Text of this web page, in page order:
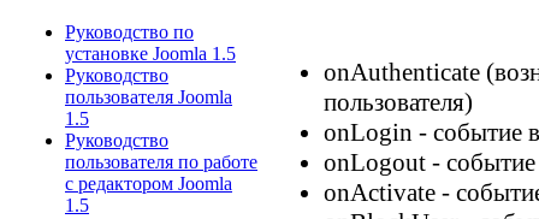
Руководство по
установке Joomla 1.5
Руководство
пользователя Joomla
1.5
Руководство
пользователя по работе
с редактором Joomla
1.5
onAuthenticate
пользователя)
onLogin - событие
onLogout -
onActivate -